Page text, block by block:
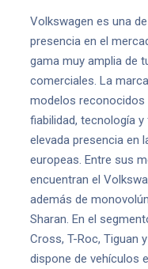
Volkswagen es una
presencia en el
gama muy amplia de
comerciales. La
modelos reconocidos
fiabilidad, tecnología
elevada presencia en
europeas. Entre sus
encuentran el
además de
Sharan. En el
Cross, T-Roc, Tiguan
dispone de vehículos